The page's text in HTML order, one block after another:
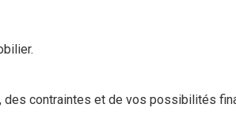
contraintes et de vos possibilités